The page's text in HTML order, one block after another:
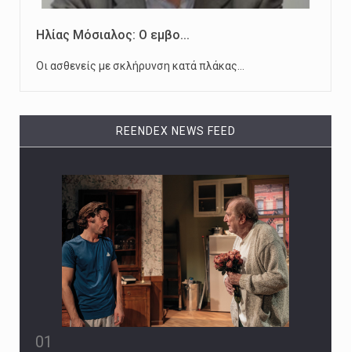
Ηλίας Μόσιαλος: Ο εμβο...
Οι ασθενείς με σκλήρυνση κατά πλάκας…
REENDEX NEWS FEED
01